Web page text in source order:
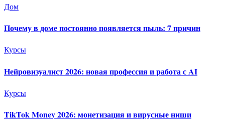
Дом
Почему в доме постоянно появляется пыль: 7 причин
Курсы
Нейровизуалист 2026: новая профессия и работа с AI
Курсы
TikTok Money 2026: монетизация и вирусные ниши